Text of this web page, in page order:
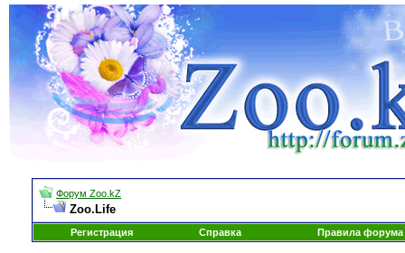
Форум Zoo.kZ
Zoo.Life
Регистрация Справка Правила форума